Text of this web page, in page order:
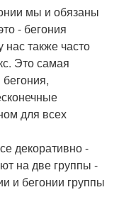
мы и обязаны
- бегония
нас также часто
Это самая
для всех
декоративно -
на две группы -
и бегонии группы